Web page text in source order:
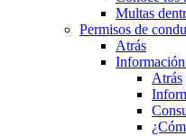
Multas
Permisos de
Atrás
Atrás